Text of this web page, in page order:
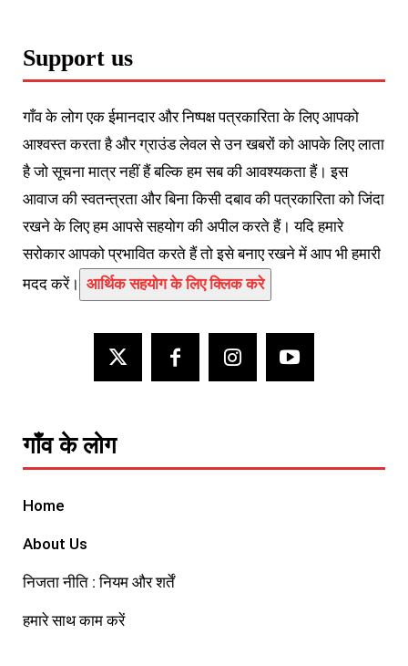
Support us
गाँव के लोग एक ईमानदार और निष्पक्ष पत्रकारिता के लिए आपको
आश्वस्त करता है और ग्राउंड लेवल से उन खबरों को आपके लिए लाता
है जो सूचना मात्र नहीं हैं बल्कि हम सब की आवश्यकता हैं। इस
आवाज की स्वतन्त्रता और बिना किसी दबाव की पत्रकारिता को जिंदा
रखने के लिए हम आपसे सहयोग की अपील करते हैं। यदि हमारे
सरोकार आपको प्रभावित करते हैं तो इसे बनाए रखने में आप भी हमारी
मदद करें। आर्थिक सहयोग के लिए क्लिक करे
गाँव के लोग
Home
About Us
निजता नीति : नियम और शर्तें
हमारे साथ काम करें